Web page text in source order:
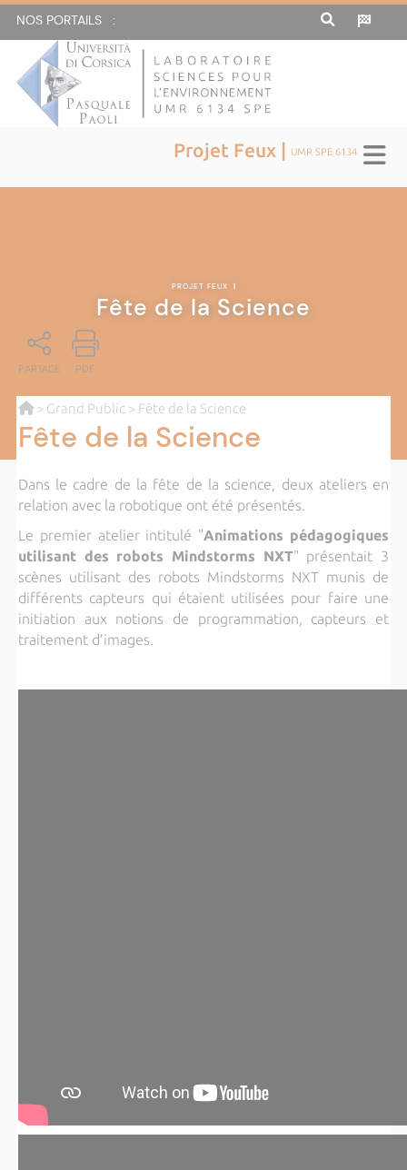
NOS PORTAILS :
Projet Feux | UMR SPE 6134
PROJET FEUX |
Fête de la Science
PARTAGE PDF
> Grand Public > Fête de la Science
Fête de la Science
Dans le cadre de la fête de la science, deux ateliers en
relation avec la robotique ont été présentés.
Le premier atelier intitulé "Animations pédagogiques
utilisant des robots Mindstorms NXT" présentait 3
scènes utilisant des robots Mindstorms NXT munis de
différents capteurs qui étaient utilisées pour faire une
initiation aux notions de programmation, capteurs et
traitement d’images.